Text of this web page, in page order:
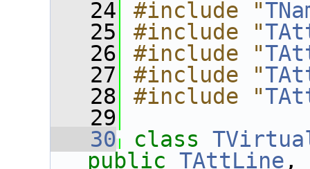
   24
#include "
   25
#include "
   26
#include "
   27
#include "
   28
#include "
   29
   30
class
public TAttLine ,